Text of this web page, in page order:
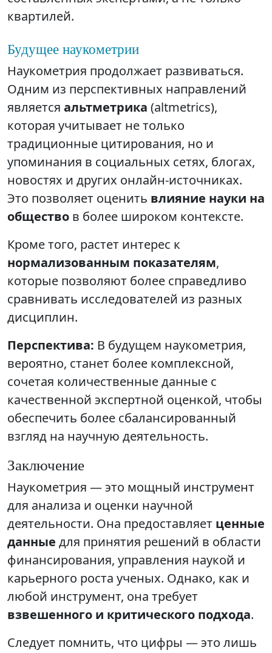
квартилей.
Будущее наукометрии
Наукометрия продолжает развиваться.
Одним из перспективных направлений
является альтметрика (altmetrics),
которая учитывает не только
традиционные цитирования, но и
упоминания в социальных сетях, блогах,
новостях и других онлайн-источниках.
Это позволяет оценить влияние науки на
общество в более широком контексте.
Кроме того, растет интерес к
нормализованным показателям,
которые позволяют более справедливо
сравнивать исследователей из разных
дисциплин.
Перспектива: В будущем наукометрия,
вероятно, станет более комплексной,
сочетая количественные данные с
качественной экспертной оценкой, чтобы
обеспечить более сбалансированный
взгляд на научную деятельность.
Заключение
Наукометрия — это мощный инструмент
для анализа и оценки научной
деятельности. Она предоставляет ценные
данные для принятия решений в области
финансирования, управления наукой и
карьерного роста ученых. Однако, как и
любой инструмент, она требует
взвешенного и критического подхода.
Следует помнить, что цифры — это лишь